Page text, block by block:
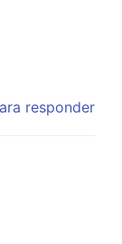
responder